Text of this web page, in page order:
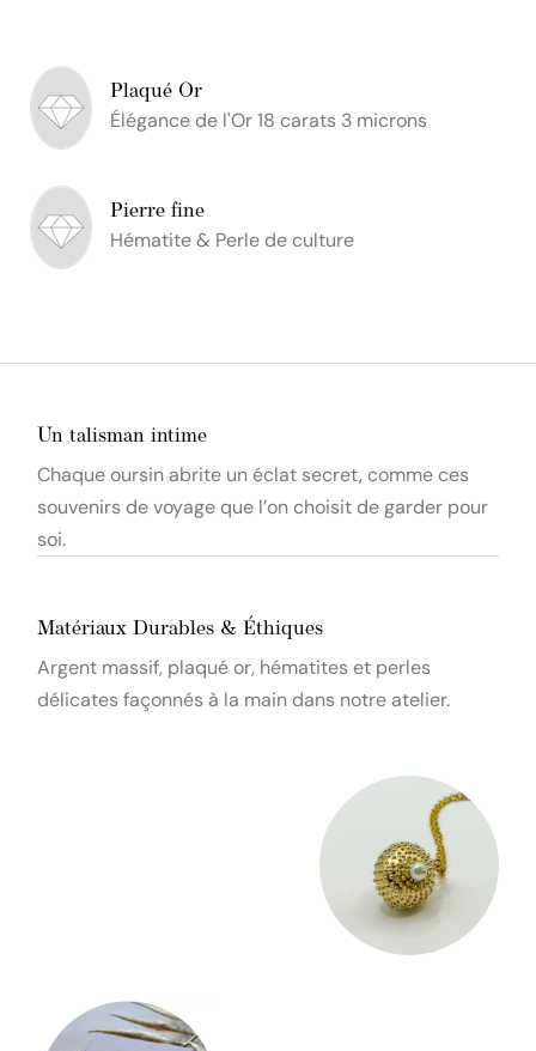
Plaqué Or
Élégance de l'Or 18 carats 3 microns
Pierre fine
Hématite & Perle de culture
Un talisman intime
Chaque oursin abrite un éclat secret, comme ces
souvenirs de voyage que l’on choisit de garder pour
soi.
Matériaux Durables & Éthiques
Argent massif, plaqué or, hématites et perles
délicates façonnés à la main dans notre atelier.